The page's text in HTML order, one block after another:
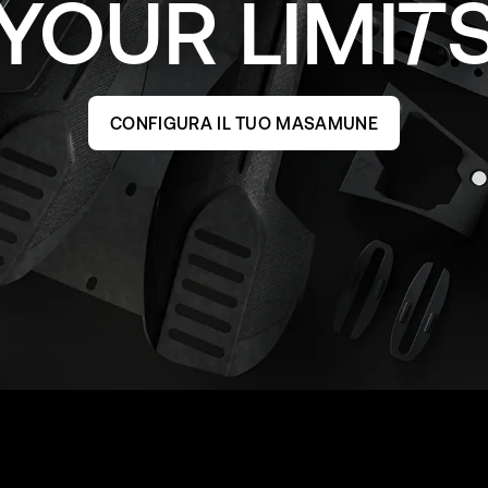
LIMI
CONFIGURA IL TUO MASAMUNE